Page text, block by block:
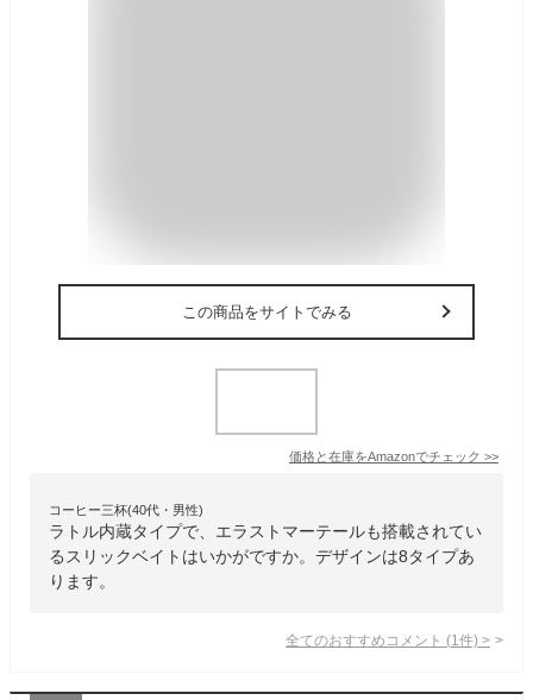
この商品をサイトでみる
価格と在庫をAmazonでチェック >>
コーヒー三杯(40代・男性)
ラトル内蔵タイプで、エラストマーテールも搭載されてい
るスリックベイトはいかがですか。デザインは8タイプあ
ります。
全てのおすすめコメント (1 件) >